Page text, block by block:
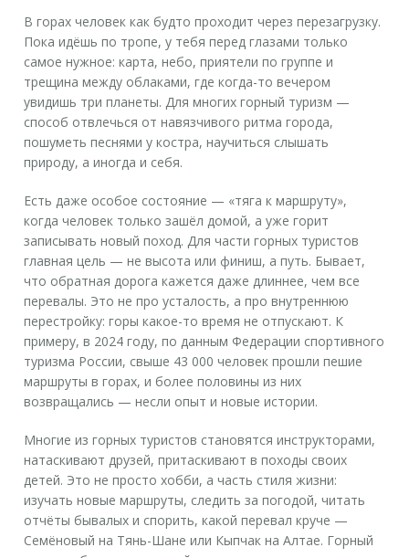
В горах человек как будто проходит через перезагрузку.
Пока идёшь по тропе, у тебя перед глазами только
самое нужное: карта, небо, приятели по группе и
трещина между облаками, где когда-то вечером
увидишь три планеты. Для многих горный туризм —
способ отвлечься от навязчивого ритма города,
пошуметь песнями у костра, научиться слышать
природу, а иногда и себя.
Есть даже особое состояние — «тяга к маршруту»,
когда человек только зашёл домой, а уже горит
записывать новый поход. Для части горных туристов
главная цель — не высота или финиш, а путь. Бывает,
что обратная дорога кажется даже длиннее, чем все
перевалы. Это не про усталость, а про внутреннюю
перестройку: горы какое-то время не отпускают. К
примеру, в 2024 году, по данным Федерации спортивного
туризма России, свыше 43 000 человек прошли пешие
маршруты в горах, и более половины из них
возвращались — несли опыт и новые истории.
Многие из горных туристов становятся инструкторами,
натаскивают друзей, притаскивают в походы своих
детей. Это не просто хобби, а часть стиля жизни:
изучать новые маршруты, следить за погодой, читать
отчёты бывалых и спорить, какой перевал круче —
Семёновый на Тянь-Шане или Кыпчак на Алтае. Горный